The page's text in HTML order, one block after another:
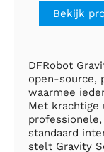
Bekijk
DFRobot
open-source,
waarmee
Met krachtige
standaard
stelt Gravity